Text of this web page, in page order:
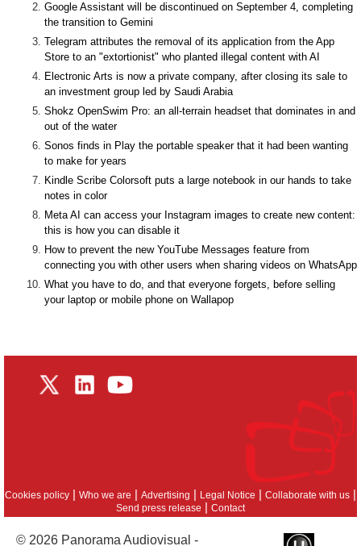
Google Assistant will be discontinued on September 4, completing
the transition to Gemini
Telegram attributes the removal of its application from the App
Store to an "extortionist" who planted illegal content with AI
Electronic Arts is now a private company, after closing its sale to
an investment group led by Saudi Arabia
Shokz OpenSwim Pro: an all-terrain headset that dominates in and
out of the water
Sonos finds in Play the portable speaker that it had been wanting
to make for years
Kindle Scribe Colorsoft puts a large notebook in our hands to take
notes in color
Meta AI can access your Instagram images to create new content:
this is how you can disable it
How to prevent the new YouTube Messages feature from
connecting you with other users when sharing videos on WhatsApp
What you have to do, and that everyone forgets, before selling
your laptop or mobile phone on Wallapop
Cookies policy | Who we are | Advertising | Legal Notice | Collaborate with us |
Send press release | Contact
© 2026 Panorama Audiovisual -